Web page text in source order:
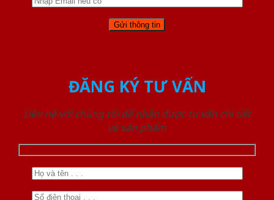
ĐĂNG KÝ TƯ VẤN
Liên hệ với chúng tôi để nhận được tư vấn chi tiết
về sản phẩm